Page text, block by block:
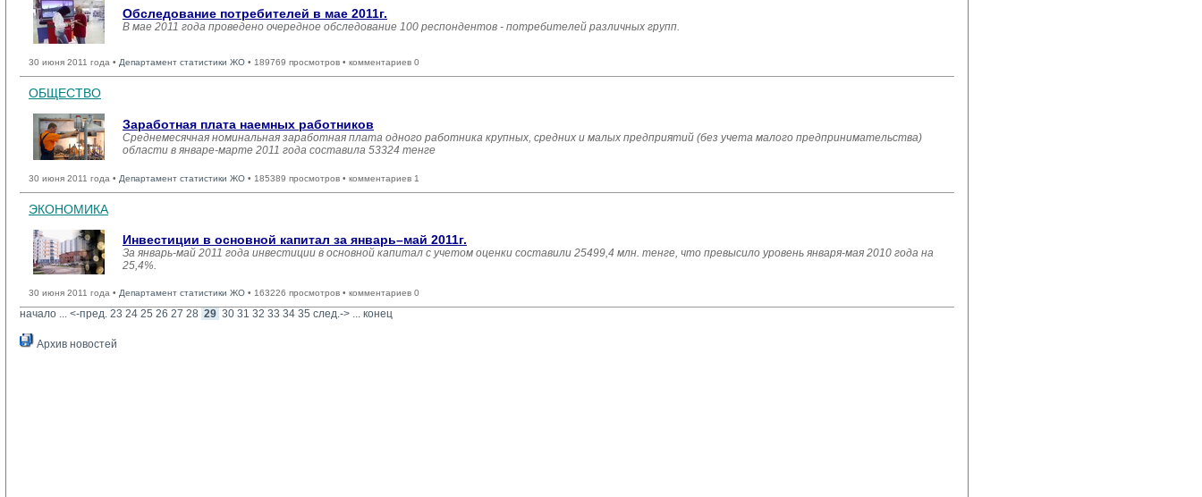
Обследование потребителей в мае 2011г.
В мае 2011 года проведено очередное обследование 100 респондентов - потребителей различных групп.
30 июня 2011 года • Департамент статистики ЖО • 189769 просмотров • комментариев 0
ОБЩЕСТВО
Заработная плата наемных работников
Среднемесячная номинальная заработная плата одного работника крупных, средних и малых предприятий (без учета малого предпринимательства)
области в январе-марте 2011 года составила 53324 тенге
30 июня 2011 года • Департамент статистики ЖО • 185389 просмотров • комментариев 1
ЭКОНОМИКА
Инвестиции в основной капитал за январь–май 2011г.
За январь-май 2011 года инвестиции в основной капитал с учетом оценки составили 25499,4 млн. тенге, что превысило уровень января-мая 2010 года на
25,4%.
30 июня 2011 года • Департамент статистики ЖО • 163226 просмотров • комментариев 0
начало ... <-пред. 23 24 25 26 27 28 29 30 31 32 33 34 35 след.-> ... конец
Архив новостей